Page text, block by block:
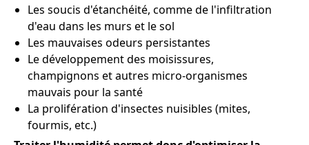
Les soucis d'étanchéité, comme de l'infiltration
d'eau dans les murs et le sol
Les mauvaises odeurs persistantes
Le développement des moisissures,
champignons et autres micro-organismes
mauvais pour la santé
La prolifération d'insectes nuisibles (mites,
fourmis, etc.)